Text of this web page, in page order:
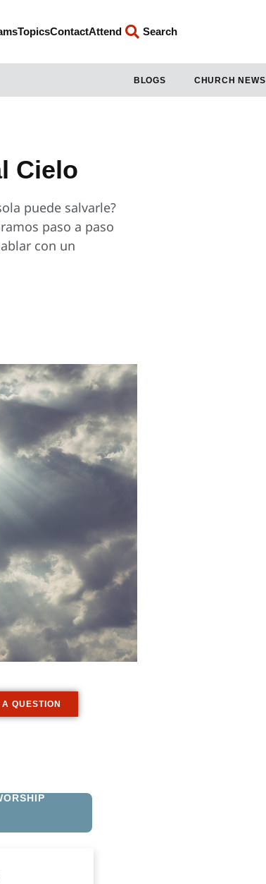
TopicsContactAttend Search
BLOGS CHURCH NEWS
Cielo
puede salvarle?
paso a paso
con un
QUESTION